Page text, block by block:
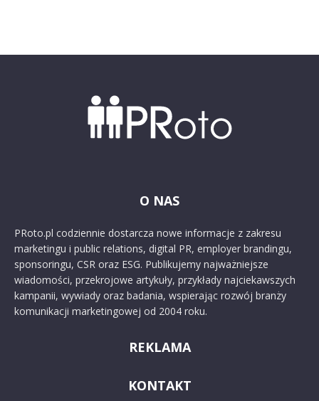
O NAS
PRoto.pl codziennie dostarcza nowe informacje z zakresu
marketingu i public relations, digital PR, employer brandingu,
sponsoringu, CSR oraz ESG. Publikujemy najważniejsze
wiadomości, przekrojowe artykuły, przykłady najciekawszych
kampanii, wywiady oraz badania, wspierając rozwój branży
komunikacji marketingowej od 2004 roku.
REKLAMA
KONTAKT